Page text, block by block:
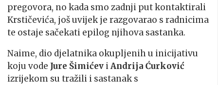
pregovora, no kada smo zadnji put kontaktirali
Krstičevića, još uvijek je razgovarao s radnicima
te ostaje sačekati epilog njihova sastanka.
Naime, dio djelatnika okupljenih u inicijativu
koju vode Jure Šimićev iAndrija Ćurković
izrijekom su tražili i sastanak s